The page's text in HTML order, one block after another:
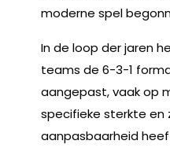
moderne spel
In de loop der jaren
teams de 6-3-1
aangepast, vaak op
specifieke sterkte en
aanpasbaarheid